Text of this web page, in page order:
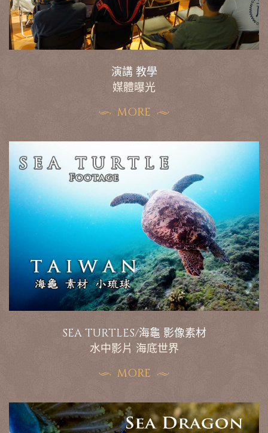
演講 教學
媒體曝光
MORE
SEA TURTLES/海龜 影像素材
水中影片 海底世界
MORE